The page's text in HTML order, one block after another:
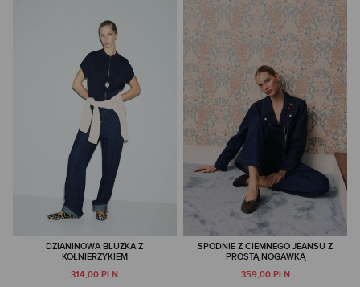
DZIANINOWA BLUZKA Z
KOŁNIERZYKIEM
314,00 PLN
SPODNIE Z CIEMNEGO JEANSU Z
PROSTĄ NOGAWKĄ
359,00 PLN